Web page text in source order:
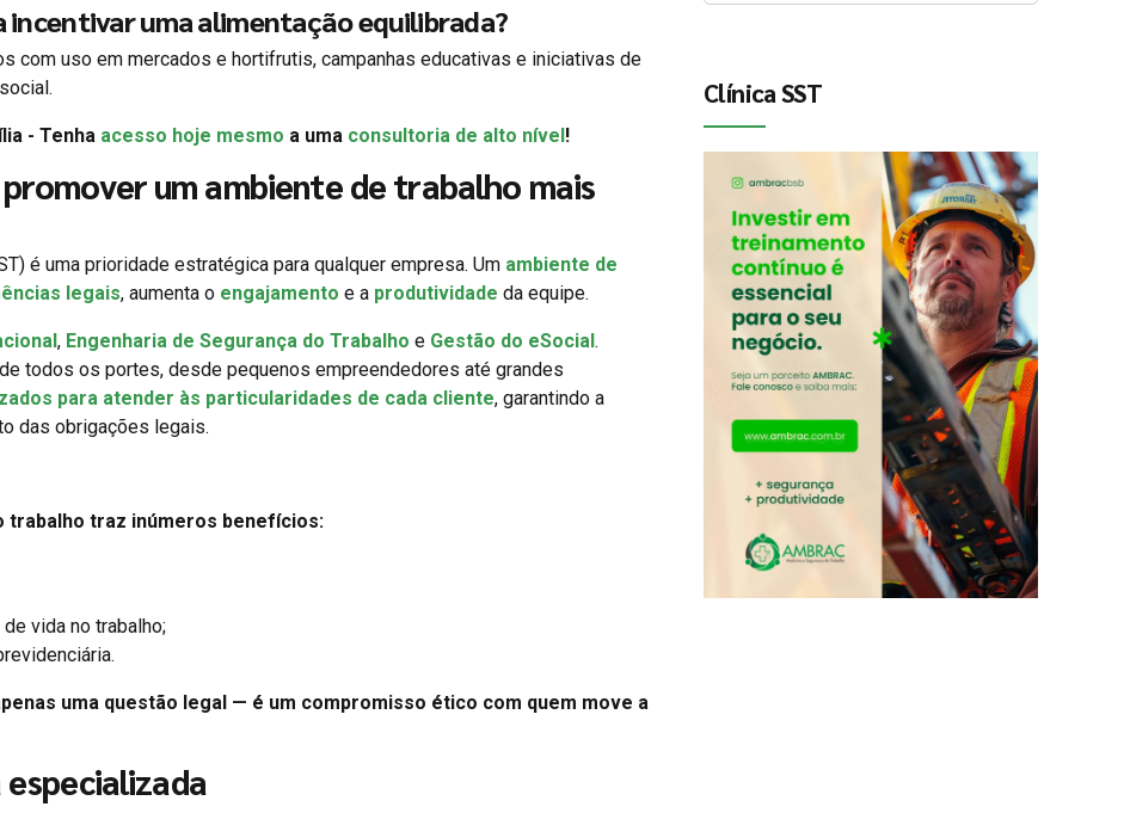
incentivar uma alimentação equilibrada?
com uso em mercados e hortifrutis, campanhas educativas e iniciativas de
- Tenha acesso hoje mesmo a uma consultoria de alto nível !
um ambiente de trabalho mais
é uma prioridade estratégica para qualquer empresa. Um ambiente de
legais, aumenta o engajamento e a produtividade da equipe.
, Engenharia de Segurança do Trabalho e Gestão do eSocial.
todos os portes, desde pequenos empreendedores até grandes
para atender às particularidades de cada cliente, garantindo a
das obrigações legais.
trabalho traz inúmeros benefícios:
vida no trabalho;
uma questão legal — é um compromisso ético com quem move a
Clínica SST